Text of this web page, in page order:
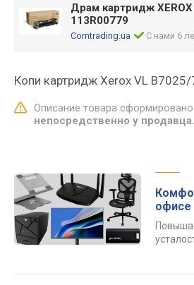
Драм картридж
113R00779
Comtrading.ua С нами 6
Копи картридж Xerox VL
Описание товара
непосредственно у продавца.
офисе